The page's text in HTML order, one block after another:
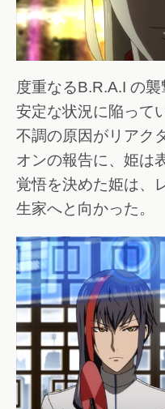
度重なるB.R.A.I の
安定な状況に陥って
不調の原因がリアク
オンの報告に、姫は
覚悟を決めた姫は、
生家へと向かった。